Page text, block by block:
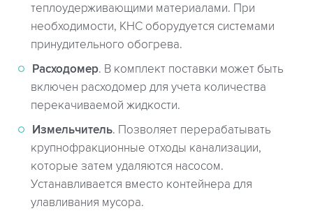
теплоудерживающими материалами. При
необходимости, КНС оборудуется системами
принудительного обогрева.
Расходомер. В комплект поставки может быть
включен расходомер для учета количества
перекачиваемой жидкости.
Измельчитель. Позволяет перерабатывать
крупнофракционные отходы канализации,
которые затем удаляются насосом.
Устанавливается вместо контейнера для
улавливания мусора.